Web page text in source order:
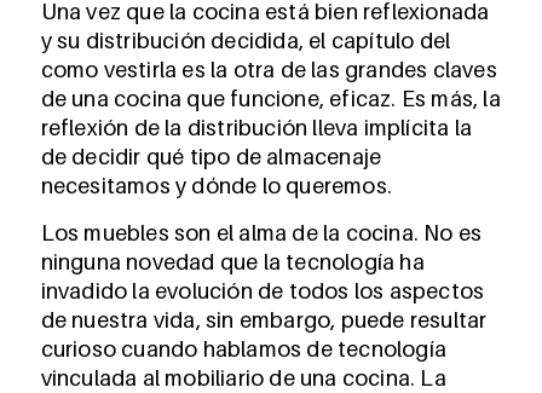
Una vez que la cocina está bien reflexionada
y su distribución decidida, el capítulo del
como vestirla es la otra de las grandes claves
de una cocina que funcione, eficaz. Es más, la
reflexión de la distribución lleva implícita la
de decidir qué tipo de almacenaje
necesitamos y dónde lo queremos.
Los muebles son el alma de la cocina. No es
ninguna novedad que la tecnología ha
invadido la evolución de todos los aspectos
de nuestra vida, sin embargo, puede resultar
curioso cuando hablamos de tecnología
vinculada al mobiliario de una cocina. La